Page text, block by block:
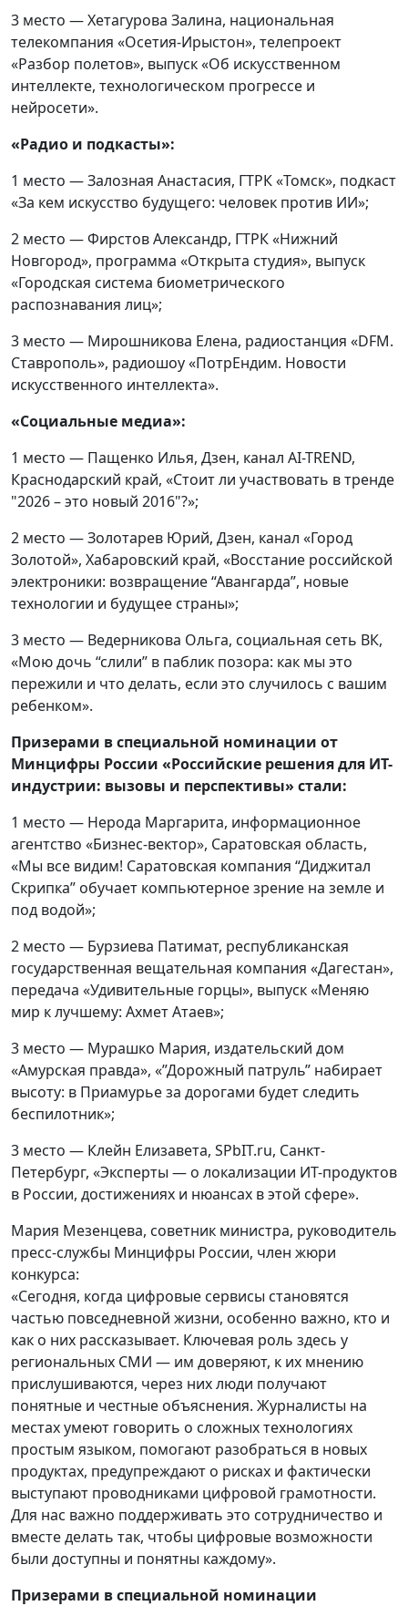
3 место — Хетагурова Залина, национальная
телекомпания «Осетия-Ирыстон», телепроект
«Разбор полетов», выпуск «Об искусственном
интеллекте, технологическом прогрессе и
нейросети».
«Радио и подкасты»:
1 место — Залозная Анастасия, ГТРК «Томск», подкаст
«За кем искусство будущего: человек против ИИ»;
2 место — Фирстов Александр, ГТРК «Нижний
Новгород», программа «Открыта студия», выпуск
«Городская система биометрического
распознавания лиц»;
3 место — Мирошникова Елена, радиостанция «DFM.
Ставрополь», радиошоу «ПотрЕндим. Новости
искусственного интеллекта».
«Социальные медиа»:
1 место — Пащенко Илья, Дзен, канал AI-TREND,
Краснодарский край, «Стоит ли участвовать в тренде
"2026 – это новый 2016"?»;
2 место — Золотарев Юрий, Дзен, канал «Город
Зoлотой», Хабаровский край, «Восстание российской
электроники: возвращение “Авангарда”, новые
технологии и будущее страны»;
3 место — Ведерникова Ольга, социальная сеть ВК,
«Мою дочь “слили” в паблик позора: как мы это
пережили и что делать, если это случилось с вашим
ребенком».
Призерами в специальной номинации от
Минцифры России «Российские решения для ИТ-
индустрии: вызовы и перспективы» стали:
1 место — Нерода Маргарита, информационное
агентство «Бизнес-вектор», Саратовская область,
«Мы все видим! Саратовская компания “Диджитал
Скрипка” обучает компьютерное зрение на земле и
под водой»;
2 место — Бурзиева Патимат, республиканская
государственная вещательная компания «Дагестан»,
передача «Удивительные горцы», выпуск «Меняю
мир к лучшему: Ахмет Атаев»;
3 место — Мурашко Мария, издательский дом
«Амурская правда», «”Дорожный патруль” набирает
высоту: в Приамурье за дорогами будет следить
беспилотник»;
3 место — Клейн Елизавета, SPbIT.ru, Санкт-
Петербург, «Эксперты — о локализации ИТ-продуктов
в России, достижениях и нюансах в этой сфере».
Мария Мезенцева, советник министра, руководитель
пресс-службы Минцифры России, член жюри
конкурса:
«Сегодня, когда цифровые сервисы становятся
частью повседневной жизни, особенно важно, кто и
как о них рассказывает. Ключевая роль здесь у
региональных СМИ — им доверяют, к их мнению
прислушиваются, через них люди получают
понятные и честные объяснения. Журналисты на
местах умеют говорить о сложных технологиях
простым языком, помогают разобраться в новых
продуктах, предупреждают о рисках и фактически
выступают проводниками цифровой грамотности.
Для нас важно поддерживать это сотрудничество и
вместе делать так, чтобы цифровые возможности
были доступны и понятны каждому».
Призерами в специальной номинации